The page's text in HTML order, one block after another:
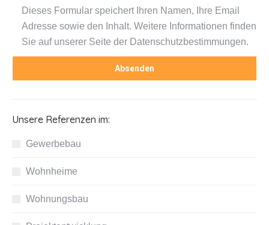
Dieses Formular speichert Ihren Namen, Ihre Email
Adresse sowie den Inhalt. Weitere Informationen finden
Sie auf unserer Seite der Datenschutzbestimmungen.
Unsere Referenzen im:
Gewerbebau
Wohnheime
Wohnungsbau